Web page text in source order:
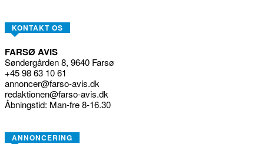
KONTAKT OS
FARSØ AVIS
Søndergården 8, 9640 Farsø
+45 98 63 10 61
annoncer@farso-avis.dk
redaktionen@farso-avis.dk
Åbningstid: Man-fre 8-16.30
ANNONCERING